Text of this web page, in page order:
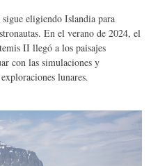
eligiendo Islandia para
En el verano de 2024, el
II llegó a los paisajes
con las simulaciones y
lunares.